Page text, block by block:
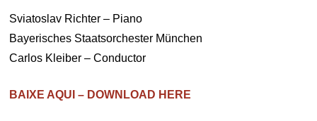
Sviatoslav Richter – Piano
Bayerisches Staatsorchester München
Carlos Kleiber – Conductor
BAIXE AQUI – DOWNLOAD HERE